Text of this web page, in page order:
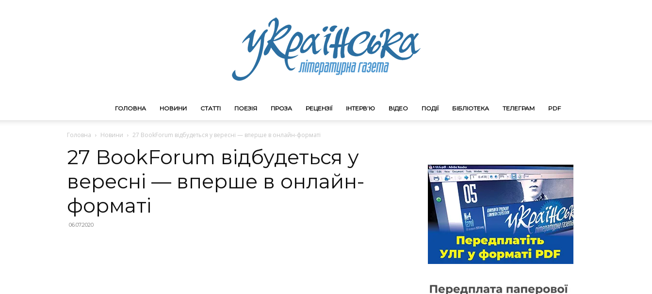
ГОЛОВНА НОВИНИ СТАТТІ ПОЕЗІЯ ПРОЗА РЕЦЕНЗІЇ ІНТЕРВ’Ю ВІДЕО ПОДІЇ БІБЛІОТЕКА ТЕЛЕГРАМ PDF
Головна Новини 27 BookForum відбудеться у вересні — вперше в онлайн-форматі
27 BookForum відбудеться у
вересні — вперше в онлайн-
форматі
06.07.2020